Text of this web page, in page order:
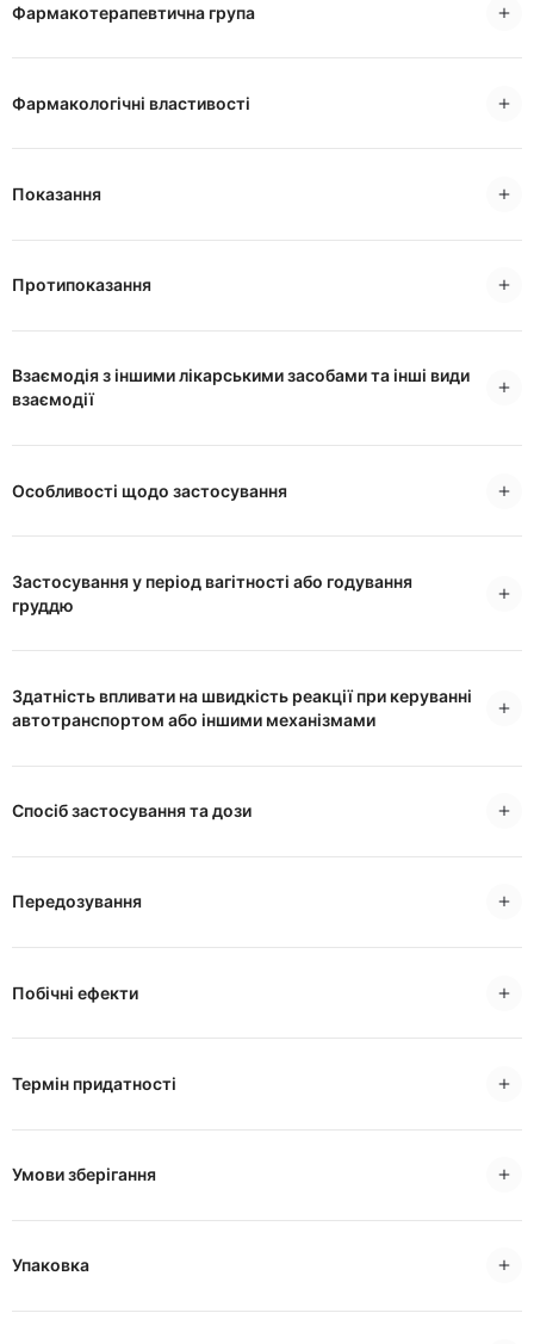
Фармакотерапевтична група
Фармакологічні властивості
Показання
Протипоказання
Взаємодія з іншими лікарськими засобами та інші види
взаємодії
Особливості щодо застосування
Застосування у період вагітності або годування
груддю
Здатність впливати на швидкість реакції при керуванні
автотранспортом або іншими механізмами
Спосіб застосування та дози
Передозування
Побічні ефекти
Термін придатності
Умови зберігання
Упаковка